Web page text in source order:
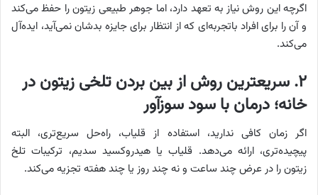
اگرچه این روش نیاز به تعهد دارد، اما جوهر طبیعی زیتون را حفظ می‌کند
و آن را برای افراد باتجربه‌ای که از انتظار برای جایزه بدشان نمی‌آید، ایده‌آل
می‌کند.
۲. سریعترین روش از بین بردن تلخی زیتون در
خانه؛ درمان با سود سوزآور
اگر زمان کافی ندارید، استفاده از قلیاب، راه‌حل سریع‌تری، البته
پیچیده‌تری، ارائه می‌دهد. قلیاب یا هیدروکسید سدیم، ترکیبات تلخ
زیتون را در عرض چند ساعت و نه چند روز یا چند هفته تجزیه می‌کند.